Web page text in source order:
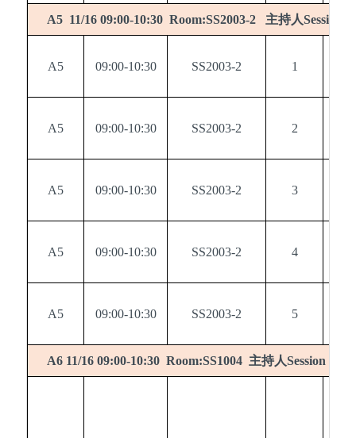
A5 11/16 09:00-10:30 Room:SS2003-2 主持人Session
A5 09:00-10:30 SS2003-2 1
A5 09:00-10:30 SS2003-2 2
A5 09:00-10:30 SS2003-2 3
A5 09:00-10:30 SS2003-2 4
A5 09:00-10:30 SS2003-2 5
A6 11/16 09:00-10:30 Room:SS1004 主持人Session